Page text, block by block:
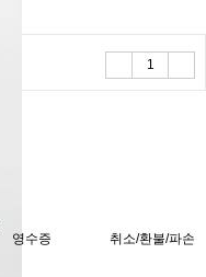
영수증 취소/환불/파손